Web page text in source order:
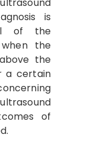
is
of the
the
the
a certain
of